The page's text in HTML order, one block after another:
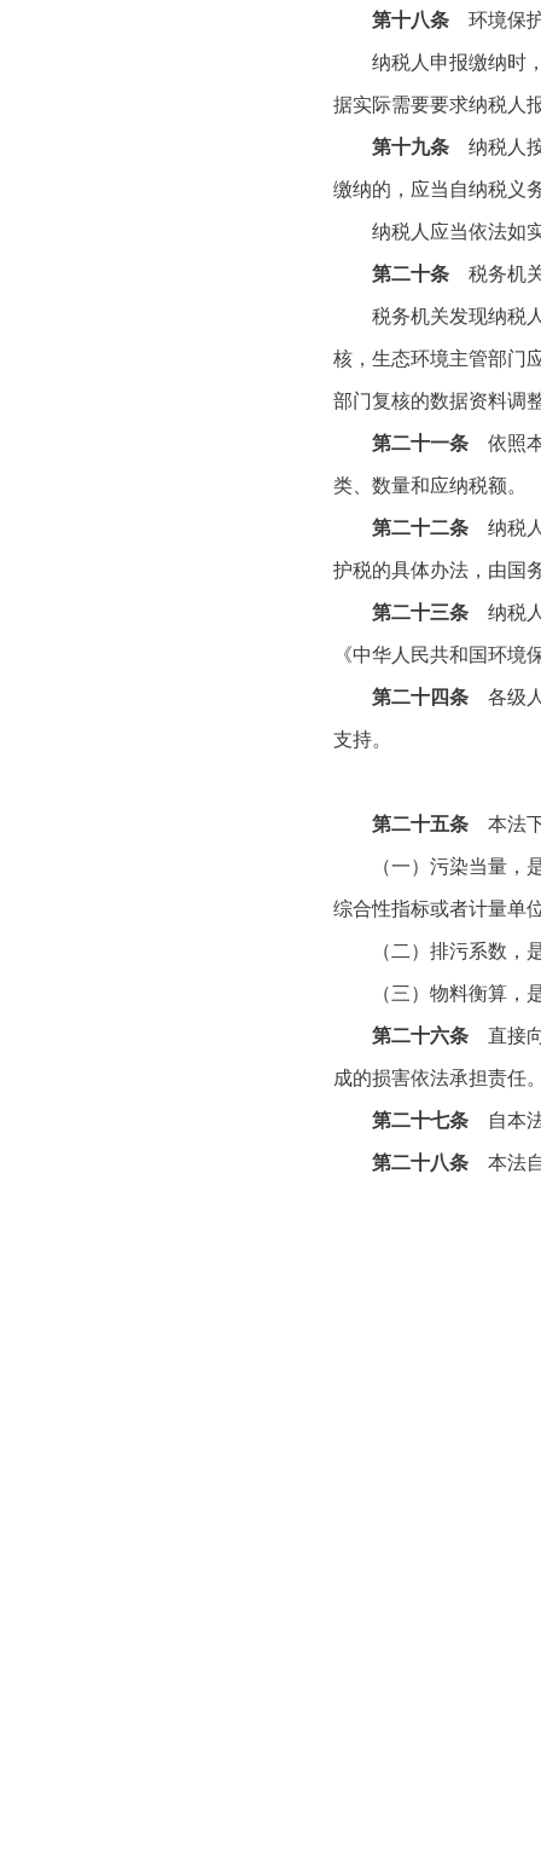
第十八条 环境保
纳税人申报缴纳时，
据实际需要要求纳税人
第十九条 纳税人
缴纳的，应当自纳税义
纳税人应当依法如实
第二十条 税务机
税务机关发现纳税人
核，生态环境主管部门
部门复核的数据资料调
第二十一条 依照
类、数量和应纳税额。
第二十二条 纳税
护税的具体办法，由国
第二十三条 纳税
《中华人民共和国环
第二十四条 各级
支持。
第二十五条 本法
（一）污染当量，是
综合性指标或者计量单
（二）排污系数，是
（三）物料衡算，是
第二十六条 直接
成的损害依法承担责任
第二十七条 自本
第二十八条 本法